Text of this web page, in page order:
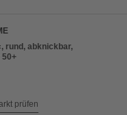
rund, abknickbar,
prüfen